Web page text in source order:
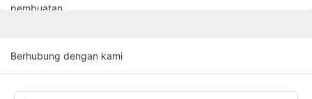
Berhubung dengan kami